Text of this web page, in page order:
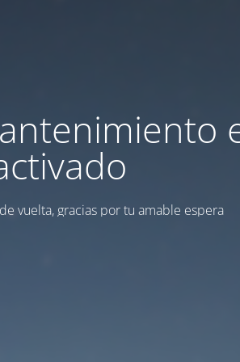
vuelta, gracias por tu amable espera